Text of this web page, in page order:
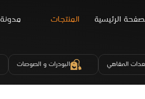
الرئيسية المنتجات مدونة
المقاهي البودرات و الصوصات